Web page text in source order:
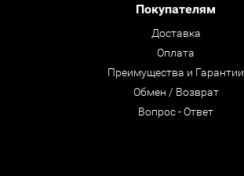
Покупателям
Доставка
Оплата
Преимущества и Гарантии
Обмен / Возврат
Вопрос - Ответ